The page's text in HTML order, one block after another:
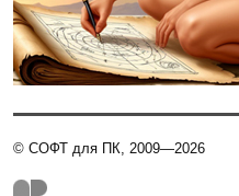
© СОФТ для ПК, 2009—2026